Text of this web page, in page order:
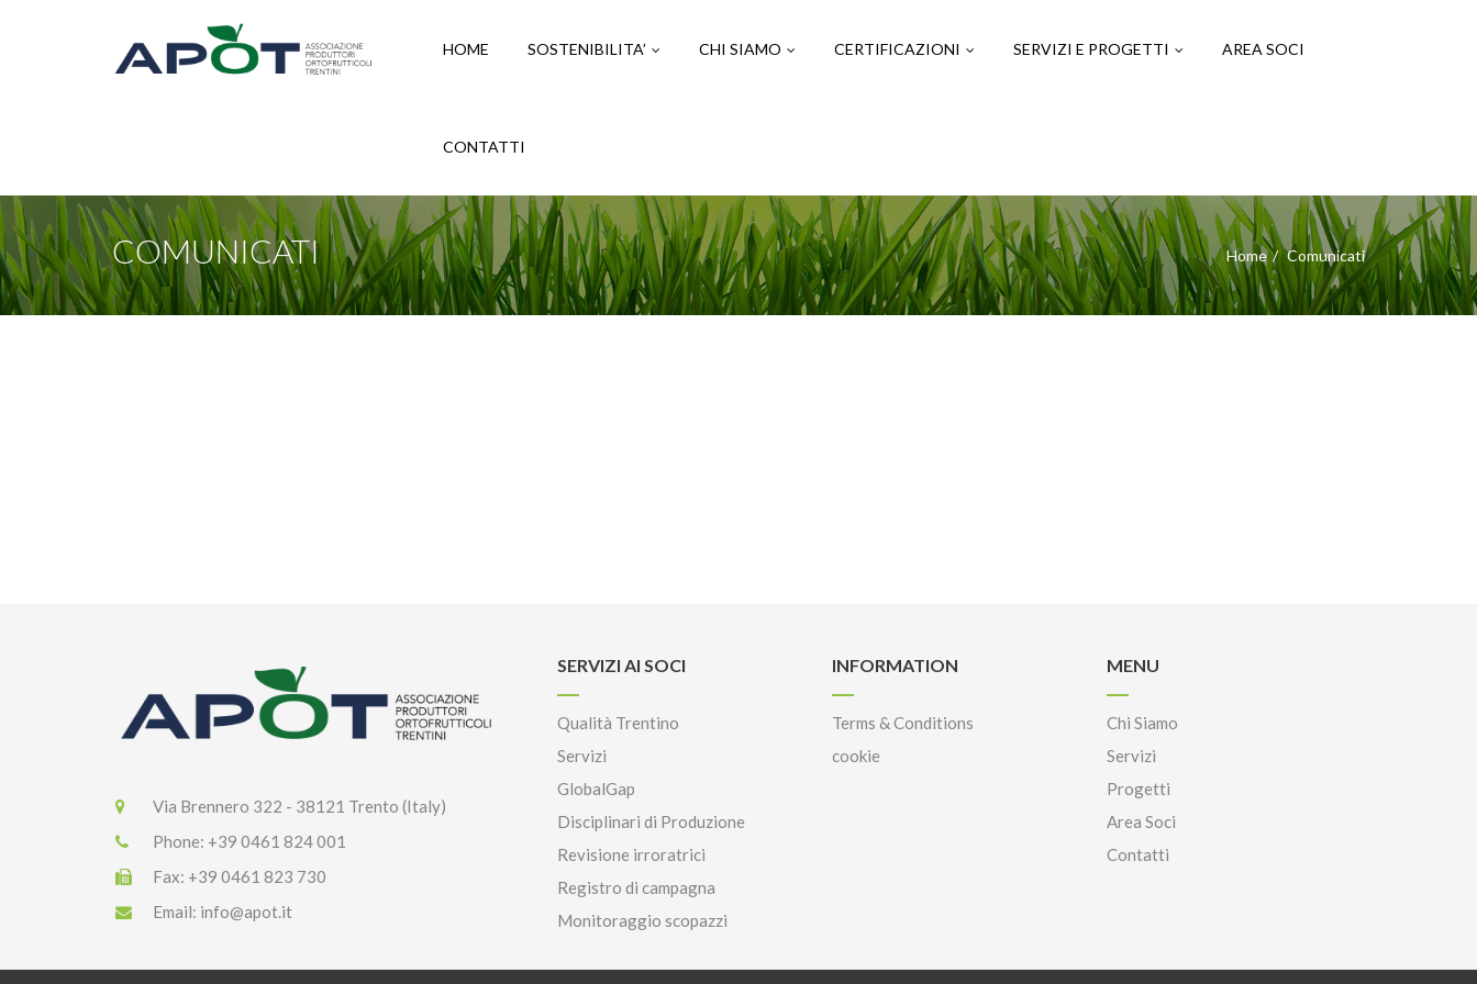
HOME SOSTENIBILITA’ CHI SIAMO CERTIFICAZIONI SERVIZI E PROGETTI AREA SOCI
CONTATTI
COMUNICATI Home Comunicati
Via Brennero 322 - 38121 Trento (Italy)
Phone: +39 0461 824 001
Fax: +39 0461 823 730
Email: info@apot.it
SERVIZI AI SOCI
Qualità Trentino
Servizi
GlobalGap
Disciplinari di Produzione
Revisione irroratrici
Registro di campagna
Monitoraggio scopazzi
INFORMATION
Terms & Conditions
cookie
MENU
Chi Siamo
Servizi
Progetti
Area Soci
Contatti